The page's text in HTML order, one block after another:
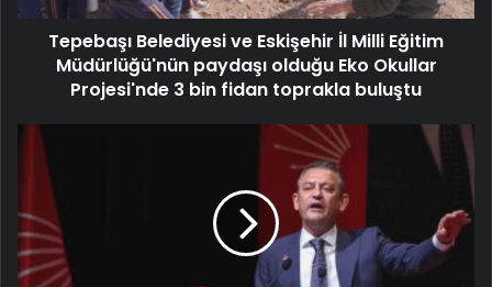
Tepebaşı Belediyesi ve Eskişehir İl Milli Eğitim
Müdürlüğü'nün paydaşı olduğu Eko Okullar
Projesi'nde 3 bin fidan toprakla buluştu